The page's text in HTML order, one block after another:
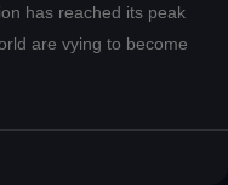
has reached its peak
are vying to become